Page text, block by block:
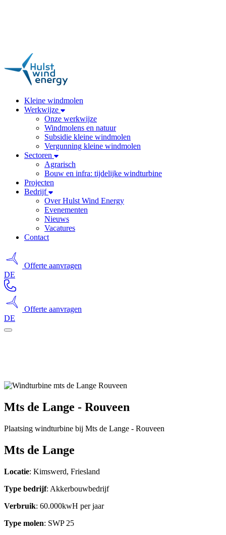
Kleine windmolen
Werkwijze
Onze werkwijze
Windmolens en natuur
Subsidie kleine windmolen
Vergunning kleine windmolen
Sectoren
Agrarisch
Bouw en infra: tijdelijke windturbine
Projecten
Bedrijf
Over Hulst Wind Energy
Evenementen
Nieuws
Vacatures
Contact
Offerte aanvragen
DE
Offerte aanvragen
DE
Mts de Lange - Rouveen
Plaatsing windturbine bij Mts de Lange - Rouveen
Mts de Lange
Locatie: Kimswerd, Friesland
Type bedrijf: Akkerbouwbedrijf
Verbruik: 60.000kwH per jaar
Type molen: SWP 25